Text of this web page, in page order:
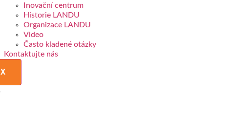
Inovační centrum
Historie LANDU
Organizace LANDU
Video
Často kladené otázky
Kontaktujte nás
X